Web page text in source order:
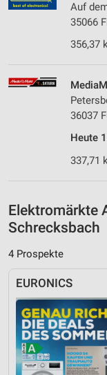
Auf
35066
356,37
36037
Heute
337,71
Elektromärkte
Schrecksbach
4 Prospekte
EURONICS
Messung der
Analyse von
Entwicklung und
IAB-Besonderheiten:
Geräte anhand
Informationen
Performance
Funktional
Werbung